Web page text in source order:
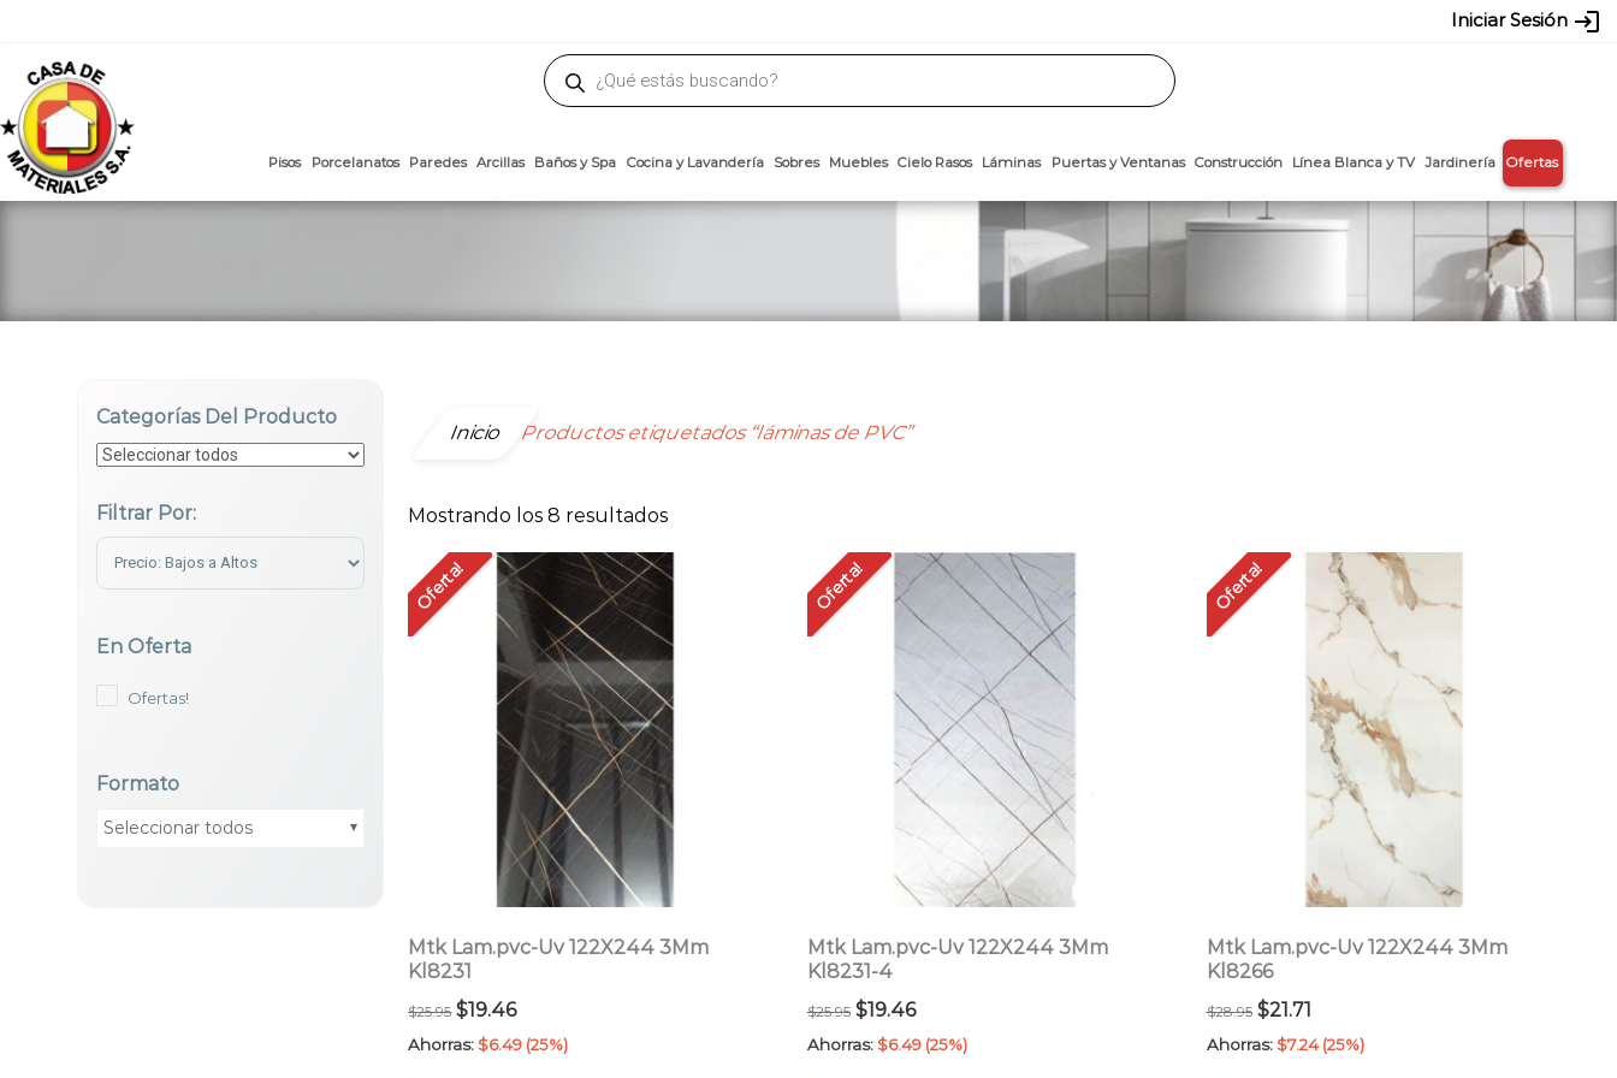
Iniciar Sesión login
de
productos
Línea Blanca y
Categorías Del Producto
Filtrar Por:
En Oferta
Ofertas!
Formato
Seleccionar todos
Inicio Productos etiquetados “láminas de PVC”
Mostrando los 8 resultadosOrdenado
por
precio:
a
alto
Oferta!
Mtk Lam.pvc-Uv 122X244 3Mm
Kl8231
$25.95 El
precio
$19.46El
precio
Ahorras: $6.49 (25%)
Oferta!
Mtk Lam.pvc-Uv 122X244 3Mm
Kl8231-4
$25.95 El
precio
$19.46El
precio
Ahorras: $6.49 (25%)
Oferta!
Mtk Lam.pvc-Uv 122X244 3Mm
Kl8266
$28.95 El
precio
$21.71El
precio
Ahorras: $7.24 (25%)